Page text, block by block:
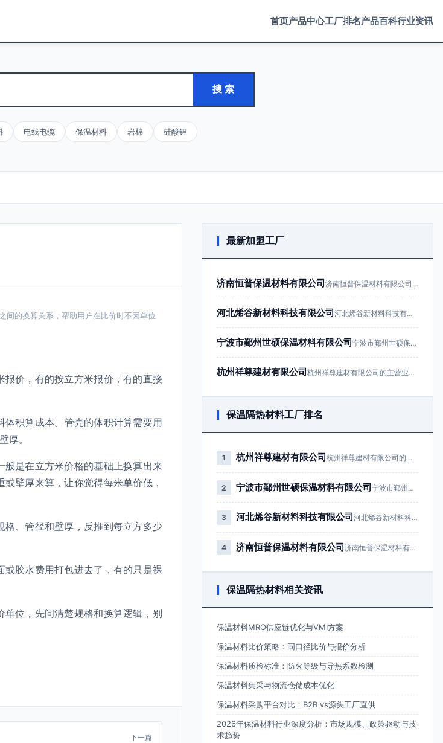
首页产品中心工厂排名产品百科行业资讯
搜 索
电线电缆 保温材料 岩棉 硅酸铝
间的换算关系，帮助用户在比价时不因单位
价，有的按立方米报价，有的直接
积算成本。管壳的体积计算需要用
厚。
是在立方米价格的基础上换算出来
壁厚来算，让你觉得每米单价低，
、管径和壁厚，反推到每立方多少
胶水费用打包进去了，有的只是裸
位，先问清楚规格和换算逻辑，别
下一篇
最新加盟工厂
济南恒普保温材料有限公司 济南恒普保温材料有限公司成立于201…
河北烯谷新材料科技有限公司 河北烯谷新材料科技有限公司成立于20…
宁波市鄞州世硕保温材料有限公司 宁波市鄞州世硕保温材料有限公司成立于…
杭州祥尊建材有限公司 杭州祥尊建材有限公司的主营业务为建筑…
保温隔热材料工厂排名
1 杭州祥尊建材有限公司 杭州祥尊建材有限公司的主营业务为…
2 宁波市鄞州世硕保温材料有限公司 宁波市鄞州世硕保温材料有限公司成…
3 河北烯谷新材料科技有限公司 河北烯谷新材料科技有限公司成立于…
4 济南恒普保温材料有限公司 济南恒普保温材料有限公司成立于2…
保温隔热材料相关资讯
保温材料MRO供应链优化与VMI方案
保温材料比价策略：同口径比价与报价分析
保温材料质检标准：防火等级与导热系数检测
保温材料集采与物流仓储成本优化
保温材料采购平台对比：B2B vs源头工厂直供
2026年保温材料行业深度分析：市场规模、政策驱动与技
术趋势